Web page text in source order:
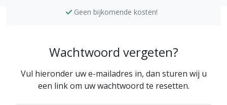
Geen bijkomende kosten!
Wachtwoord vergeten?
Vul hieronder uw e-mailadres in, dan sturen wij u
een link om uw wachtwoord te resetten.